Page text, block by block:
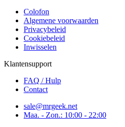
Colofon
Algemene voorwaarden
Privacybeleid
Cookiebeleid
Inwisselen
Klantensupport
FAQ / Hulp
Contact
sale@mrgeek.net
Maa. - Zon.: 10:00 - 22:00